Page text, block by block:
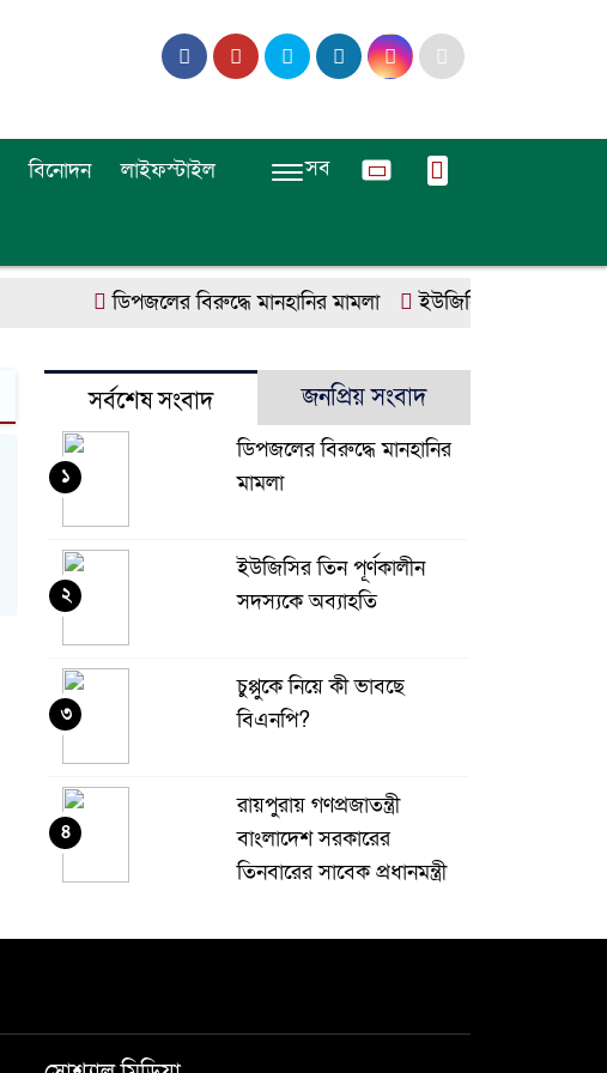
বিনোদন লাইফস্টাইল সব
ডিপজলের বিরুদ্ধে মানহানির মামলা ইউজিসির তিন পূর্ণকালীন
সর্বশেষ সংবাদ জনপ্রিয় সংবাদ
ডিপজলের বিরুদ্ধে মানহানির
মামলা
১
ইউজিসির তিন পূর্ণকালীন
সদস্যকে অব্যাহতি
২
চুপ্পুকে নিয়ে কী ভাবছে
বিএনপি?
৩
রায়পুরায় গণপ্রজাতন্ত্রী
বাংলাদেশ সরকারের
তিনবারের সাবেক প্রধানমন্ত্রী
চেয়ারপারসন বেগম খালেদা জিয়ার রুহের মাগফেরাত
৪
বেড়ি
৫